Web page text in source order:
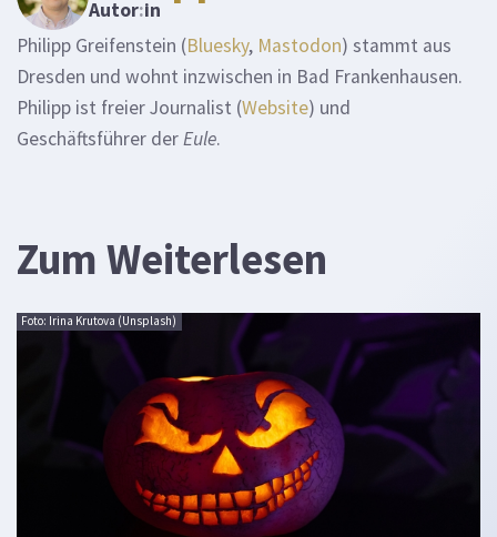
Autor:in
Philipp Greifenstein (Bluesky, Mastodon) stammt aus
Dresden und wohnt inzwischen in Bad Frankenhausen.
Philipp ist freier Journalist (Website) und
Geschäftsführer derEule.
Zum Weiterlesen
Foto: Irina Krutova (Unsplash)